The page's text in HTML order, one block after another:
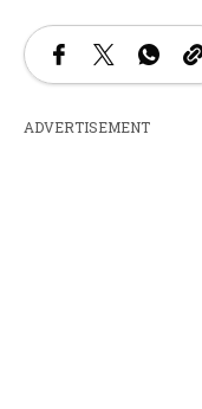
ADVERTISEMENT